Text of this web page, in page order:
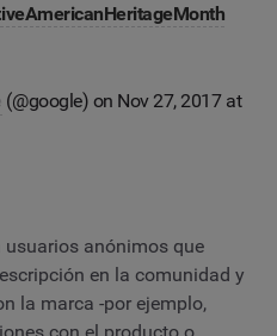
(@google) on Nov 27, 2017 at
usuarios anónimos que
en la comunidad y
la marca -por ejemplo,